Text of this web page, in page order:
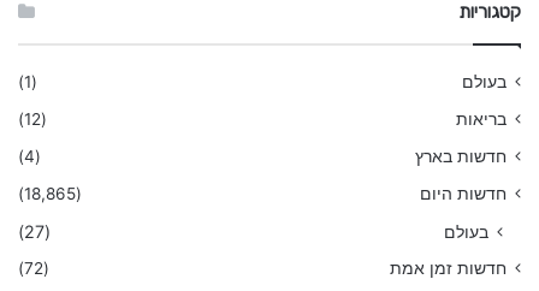
קטגוריות
בעולם
(1)
בריאות
(12)
חדשות בארץ
(4)
חדשות היום
(18,865)
בעולם (27)
חדשות זמן אמת
(72)